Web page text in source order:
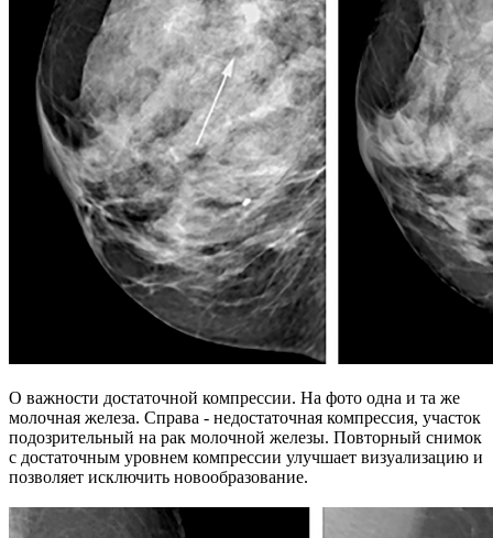
О важности достаточной компрессии. На фото одна и та же
молочная железа. Справа - недостаточная компрессия, участок
подозрительный на рак молочной железы. Повторный снимок
с достаточным уровнем компрессии улучшает визуализацию и
позволяет исключить новообразование.